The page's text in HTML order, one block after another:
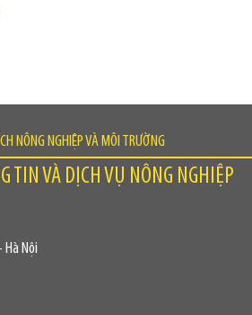
NÔNG NGHIỆP VÀ MÔI TRƯỜNG
TIN VÀ DỊCH VỤ NÔNG NGHIỆP
Hà Nội